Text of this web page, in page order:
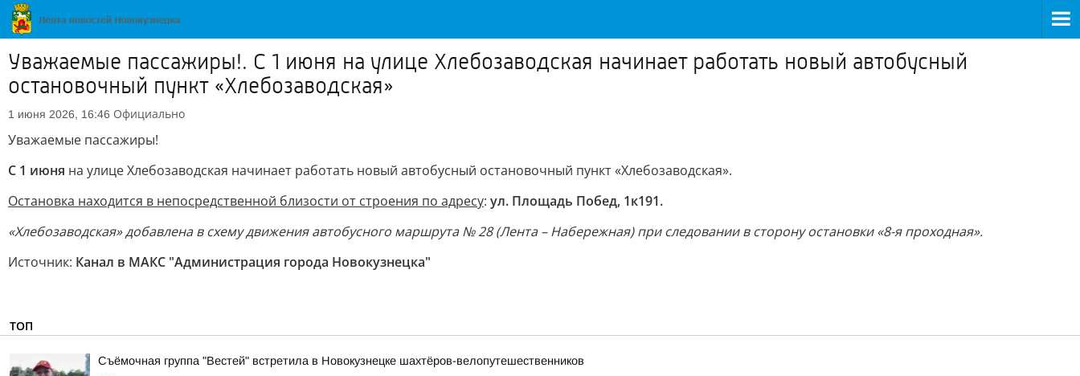
Уважаемые пассажиры!. С 1 июня на улице Хлебозаводская начинает работать новый автобусный
остановочный пункт «Хлебозаводская»
1 июня 2026, 16:46 Официально
Уважаемые пассажиры!
С 1 июня на улице Хлебозаводская начинает работать новый автобусный остановочный пункт «Хлебозаводская».
Остановка находится в непосредственной близости от строения по адресу: ул. Площадь Побед, 1к191.
«Хлебозаводская» добавлена в схему движения автобусного маршрута № 28 (Лента – Набережная) при следовании в сторону остановки «8-я проходная».
Источник: Канал в МАКС "Администрация города Новокузнецка"
ТОП
Съёмочная группа "Вестей" встретила в Новокузнецке шахтёров-велопутешественников